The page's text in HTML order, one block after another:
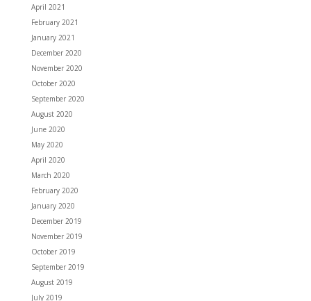
April 2021
February 2021
January 2021
December 2020
November 2020
October 2020
September 2020
August 2020
June 2020
May 2020
April 2020
March 2020
February 2020
January 2020
December 2019
November 2019
October 2019
September 2019
August 2019
July 2019